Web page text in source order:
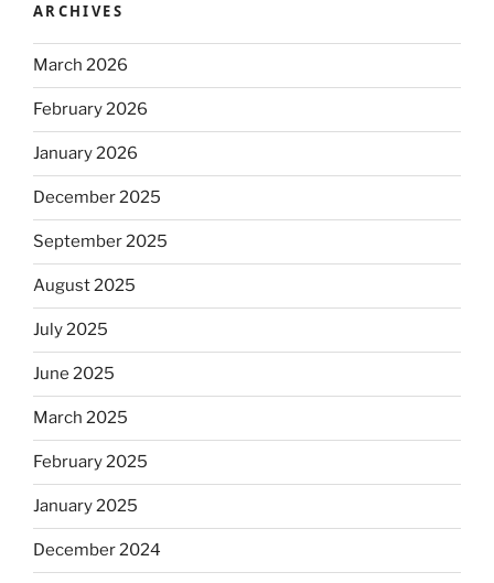
ARCHIVES
March 2026
February 2026
January 2026
December 2025
September 2025
August 2025
July 2025
June 2025
March 2025
February 2025
January 2025
December 2024